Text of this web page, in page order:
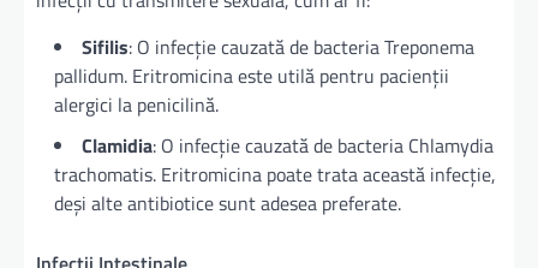
Sifilis: O infecție cauzată de bacteria Treponema
pallidum. Eritromicina este utilă pentru pacienții
alergici la penicilină.
Clamidia: O infecție cauzată de bacteria Chlamydia
trachomatis. Eritromicina poate trata această infecție,
deși alte antibiotice sunt adesea preferate.